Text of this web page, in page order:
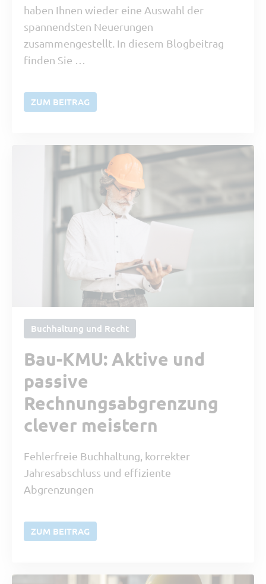
haben Ihnen wieder eine Auswahl der
spannendsten Neuerungen
zusammengestellt. In diesem Blogbeitrag
finden Sie …
ZUM BEITRAG
Buchhaltung und Recht
Bau-KMU: Aktive und
passive
Rechnungsabgrenzung
clever meistern
Fehlerfreie Buchhaltung, korrekter
Jahresabschluss und effiziente
Abgrenzungen
ZUM BEITRAG